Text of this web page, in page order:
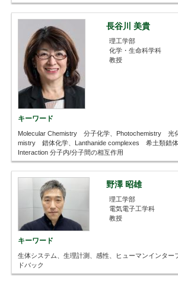
長谷川 美貴
理工学部
化学・生命科学科
教授
キーワード
Molecular Chemistry 分子化学、Photochemistry 光
mistry 錯体化学、Lanthanide complexes 希土類錯
Interaction 分子内/分子間の相互作用
野澤 昭雄
理工学部
電気電子工学科
教授
キーワード
生体システム、生理計測、感性、ヒューマンインター
ドバック